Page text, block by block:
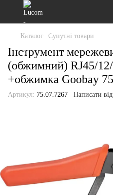
Каталог Супутні товари
Інструмент
(обжимний) RJ45/12/
+обжимка Goobay
Артикул: 75.07.7267 Написати